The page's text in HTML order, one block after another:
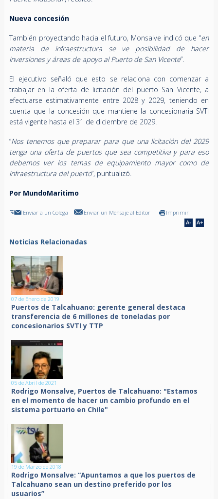
Nueva concesión
También proyectando hacia el futuro, Monsalve indicó que “en
materia de infraestructura se ve posibilidad de hacer
inversiones y áreas de apoyo al Puerto de San Vicente”.
El ejecutivo señaló que esto se relaciona con comenzar a
trabajar en la oferta de licitación del puerto San Vicente, a
efectuarse estimativamente entre 2028 y 2029, teniendo en
cuenta que la concesión que mantiene la concesionaria SVTI
está vigente hasta el 31 de diciembre de 2029.
“Nos tenemos que preparar para que una licitación del 2029
tenga una oferta de puertos que sea competitiva y para eso
debemos ver los temas de equipamiento mayor como de
infraestructura del puerto”, puntualizó.
Por MundoMaritimo
Enviar a un Colega Enviar un Mensaje al Editor Imprimir
Noticias Relacionadas
07 de Enero de 2019
Puertos de Talcahuano: gerente general destaca
transferencia de 6 millones de toneladas por
concesionarios SVTI y TTP
05 de Abril de 2021
Rodrigo Monsalve, Puertos de Talcahuano: "Estamos
en el momento de hacer un cambio profundo en el
sistema portuario en Chile"
19 de Marzo de 2018
Rodrigo Monsalve: “Apuntamos a que los puertos de
Talcahuano sean un destino preferido por los
usuarios”